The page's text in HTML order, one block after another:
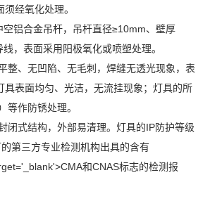
经氧化处理。
铝合金吊杆，吊杆直径≥10mm、壁厚
，表面采用阳极氧化或喷塑处理。
整、无凹陷、无毛刺，焊缝无透光现象，表
具表面均匀、光洁，无流挂现象；灯具的所
等作防锈处理。
闭式结构，外部易清理。灯具的IP防护等级
第三方专业检测机构出具的含有
和CNAS标志的检测报